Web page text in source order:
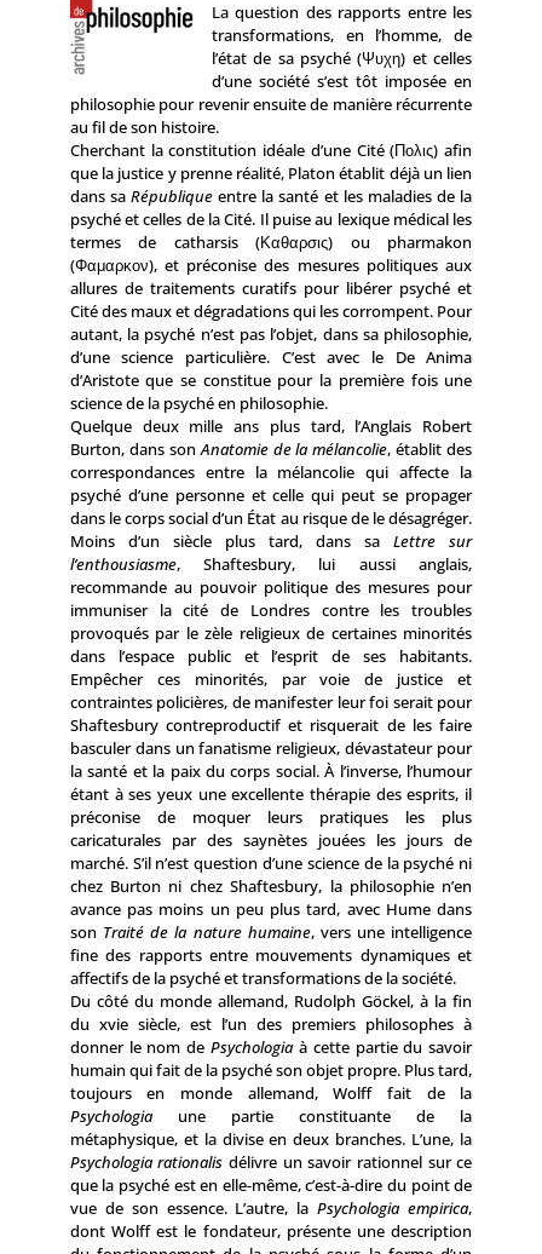
La question des rapports entre les
transformations, en l’homme, de
l’état de sa psyché (Ψυχη) et celles
d’une société s’est tôt imposée en
philosophie pour revenir ensuite de manière récurrente
au fil de son histoire.
Cherchant la constitution idéale d’une Cité (Πολις) afin
que la justice y prenne réalité, Platon établit déjà un lien
dans saRépublique entre la santé et les maladies de la
psyché et celles de la Cité. Il puise au lexique médical les
termes de catharsis (Καθαρσις) ou pharmakon
(Φαμαρκον), et préconise des mesures politiques aux
allures de traitements curatifs pour libérer psyché et
Cité des maux et dégradations qui les corrompent. Pour
autant, la psyché n’est pas l’objet, dans sa philosophie,
d’une science particulière. C’est avec le De Anima
d’Aristote que se constitue pour la première fois une
science de la psyché en philosophie.
Quelque deux mille ans plus tard, l’Anglais Robert
Burton, dans sonAnatomie de la mélancolie, établit des
correspondances entre la mélan­colie qui affecte la
psyché d’une personne et celle qui peut se propager
dans le corps social d’un État au risque de le désagréger.
Moins d’un siècle plus tard, dans sa Lettre sur
l’enthousiasme, Shaftesbury, lui aussi anglais,
recommande au pouvoir politique des mesures pour
immuniser la cité de Londres contre les troubles
provoqués par le zèle religieux de certaines minorités
dans l’espace public et l’esprit de ses habitants.
Empêcher ces minorités, par voie de justice et
contraintes policières, de manifester leur foi serait pour
Shaftesbury contreproductif et risquerait de les faire
basculer dans un fanatisme religieux, dévastateur pour
la santé et la paix du corps social. À l’inverse, l’humour
étant à ses yeux une excellente thérapie des esprits, il
préconise de moquer leurs pratiques les plus
caricaturales par des saynètes jouées les jours de
marché. S’il n’est question d’une science de la psyché ni
chez Burton ni chez Shaftesbury, la philosophie n’en
avance pas moins un peu plus tard, avec Hume dans
son Traité de la nature humaine, vers une intelligence
fine des rapports entre mouve­ments dynamiques et
affectifs de la psyché et transformations de la société.
Du côté du monde allemand, Rudolph Göckel, à la fin
du xvie siècle, est l’un des premiers philosophes à
donner le nom dePsychologia à cette partie du savoir
humain qui fait de la psyché son objet propre. Plus tard,
toujours en monde allemand, Wolff fait de la
Psychologiaune partie constituante de la
métaphysique, et la divise en deux branches. L’une, la
Psychologia rationalis délivre un savoir rationnel sur ce
que la psyché est en elle-même, c’est-à-dire du point de
vue de son essence. L’autre, laPsychologia empirica,
dont Wolff est le fondateur, présente une description